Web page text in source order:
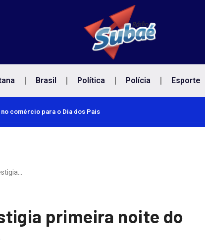
Brasil Política Polícia Esporte
comércio para o Dia dos Pais
primeira noite do